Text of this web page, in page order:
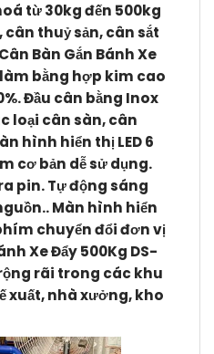
từ 30kg đến 500kg
thuỷ sản, cân sắt
Bàn Gắn Bánh Xe
làm bằng hợp kim cao
Đầu cân bằng Inox
loại cân sàn, cân
hình hiển thị LED 6
cơ bản dễ sử dụng.
pin. Tự động sáng
Màn hình hiển
chuyển đổi đơn vị
Xe Đẩy 500Kg DS-
rãi trong các khu
xuất, nhà xưởng, kho